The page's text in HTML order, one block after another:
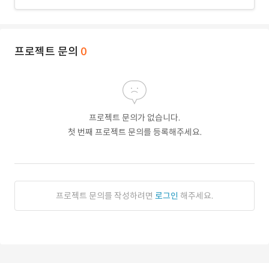
프로젝트 문의 0
프로젝트 문의가 없습니다.
첫 번째 프로젝트 문의를 등록해주세요.
프로젝트 문의를 작성하려면 로그인 해주세요.